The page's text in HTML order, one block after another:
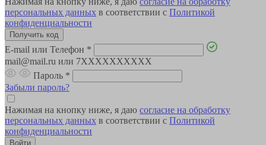
персональных данных в соответствии с Политикой
конфиденциальности
E-mail или Телефон *
mail@mail.ru или 7XXXXXXXXXX
Пароль *
Забыли пароль?
Нажимая на кнопку ниже, я даю согласие на обработку
персональных данных в соответствии с Политикой
конфиденциальности